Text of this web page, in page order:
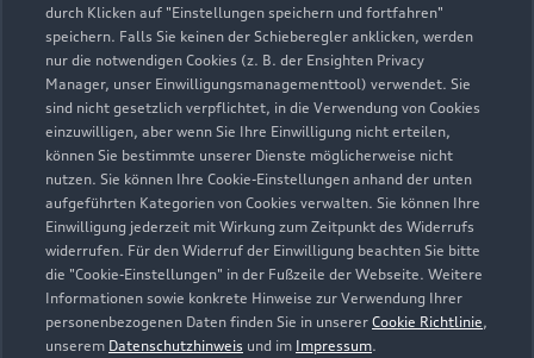
durch Klicken auf "Einstellungen speichern und fortfahren"
speichern. Falls Sie keinen der Schieberegler anklicken, werden
nur die notwendigen Cookies (z. B. der Ensighten Privacy
Manager, unser Einwilligungsmanagementtool) verwendet. Sie
sind nicht gesetzlich verpflichtet, in die Verwendung von Cookies
einzuwilligen, aber wenn Sie Ihre Einwilligung nicht erteilen,
können Sie bestimmte unserer Dienste möglicherweise nicht
nutzen. Sie können Ihre Cookie-Einstellungen anhand der unten
aufgeführten Kategorien von Cookies verwalten. Sie können Ihre
Einwilligung jederzeit mit Wirkung zum Zeitpunkt des Widerrufs
widerrufen. Für den Widerruf der Einwilligung beachten Sie bitte
die "Cookie-Einstellungen" in der Fußzeile der Webseite. Weitere
Informationen sowie konkrete Hinweise zur Verwendung Ihrer
personenbezogenen Daten finden Sie in unserer Cookie Richtlinie,
unserem Datenschutzhinweis und im Impressum.
Öffnungszeiten
Verkauf
Geschlossen,öffnet am Donnerstag
08:00
Service
Geöffnet bis18:00